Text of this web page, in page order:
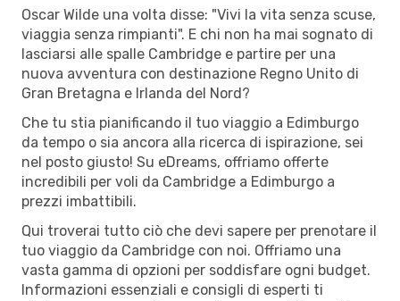
Oscar Wilde una volta disse: "Vivi la vita senza scuse,
viaggia senza rimpianti". E chi non ha mai sognato di
lasciarsi alle spalle Cambridge e partire per una
nuova avventura con destinazione Regno Unito di
Gran Bretagna e Irlanda del Nord?
Che tu stia pianificando il tuo viaggio a Edimburgo
da tempo o sia ancora alla ricerca di ispirazione, sei
nel posto giusto! Su eDreams, offriamo offerte
incredibili per voli da Cambridge a Edimburgo a
prezzi imbattibili.
Qui troverai tutto ciò che devi sapere per prenotare il
tuo viaggio da Cambridge con noi. Offriamo una
vasta gamma di opzioni per soddisfare ogni budget.
Informazioni essenziali e consigli di esperti ti